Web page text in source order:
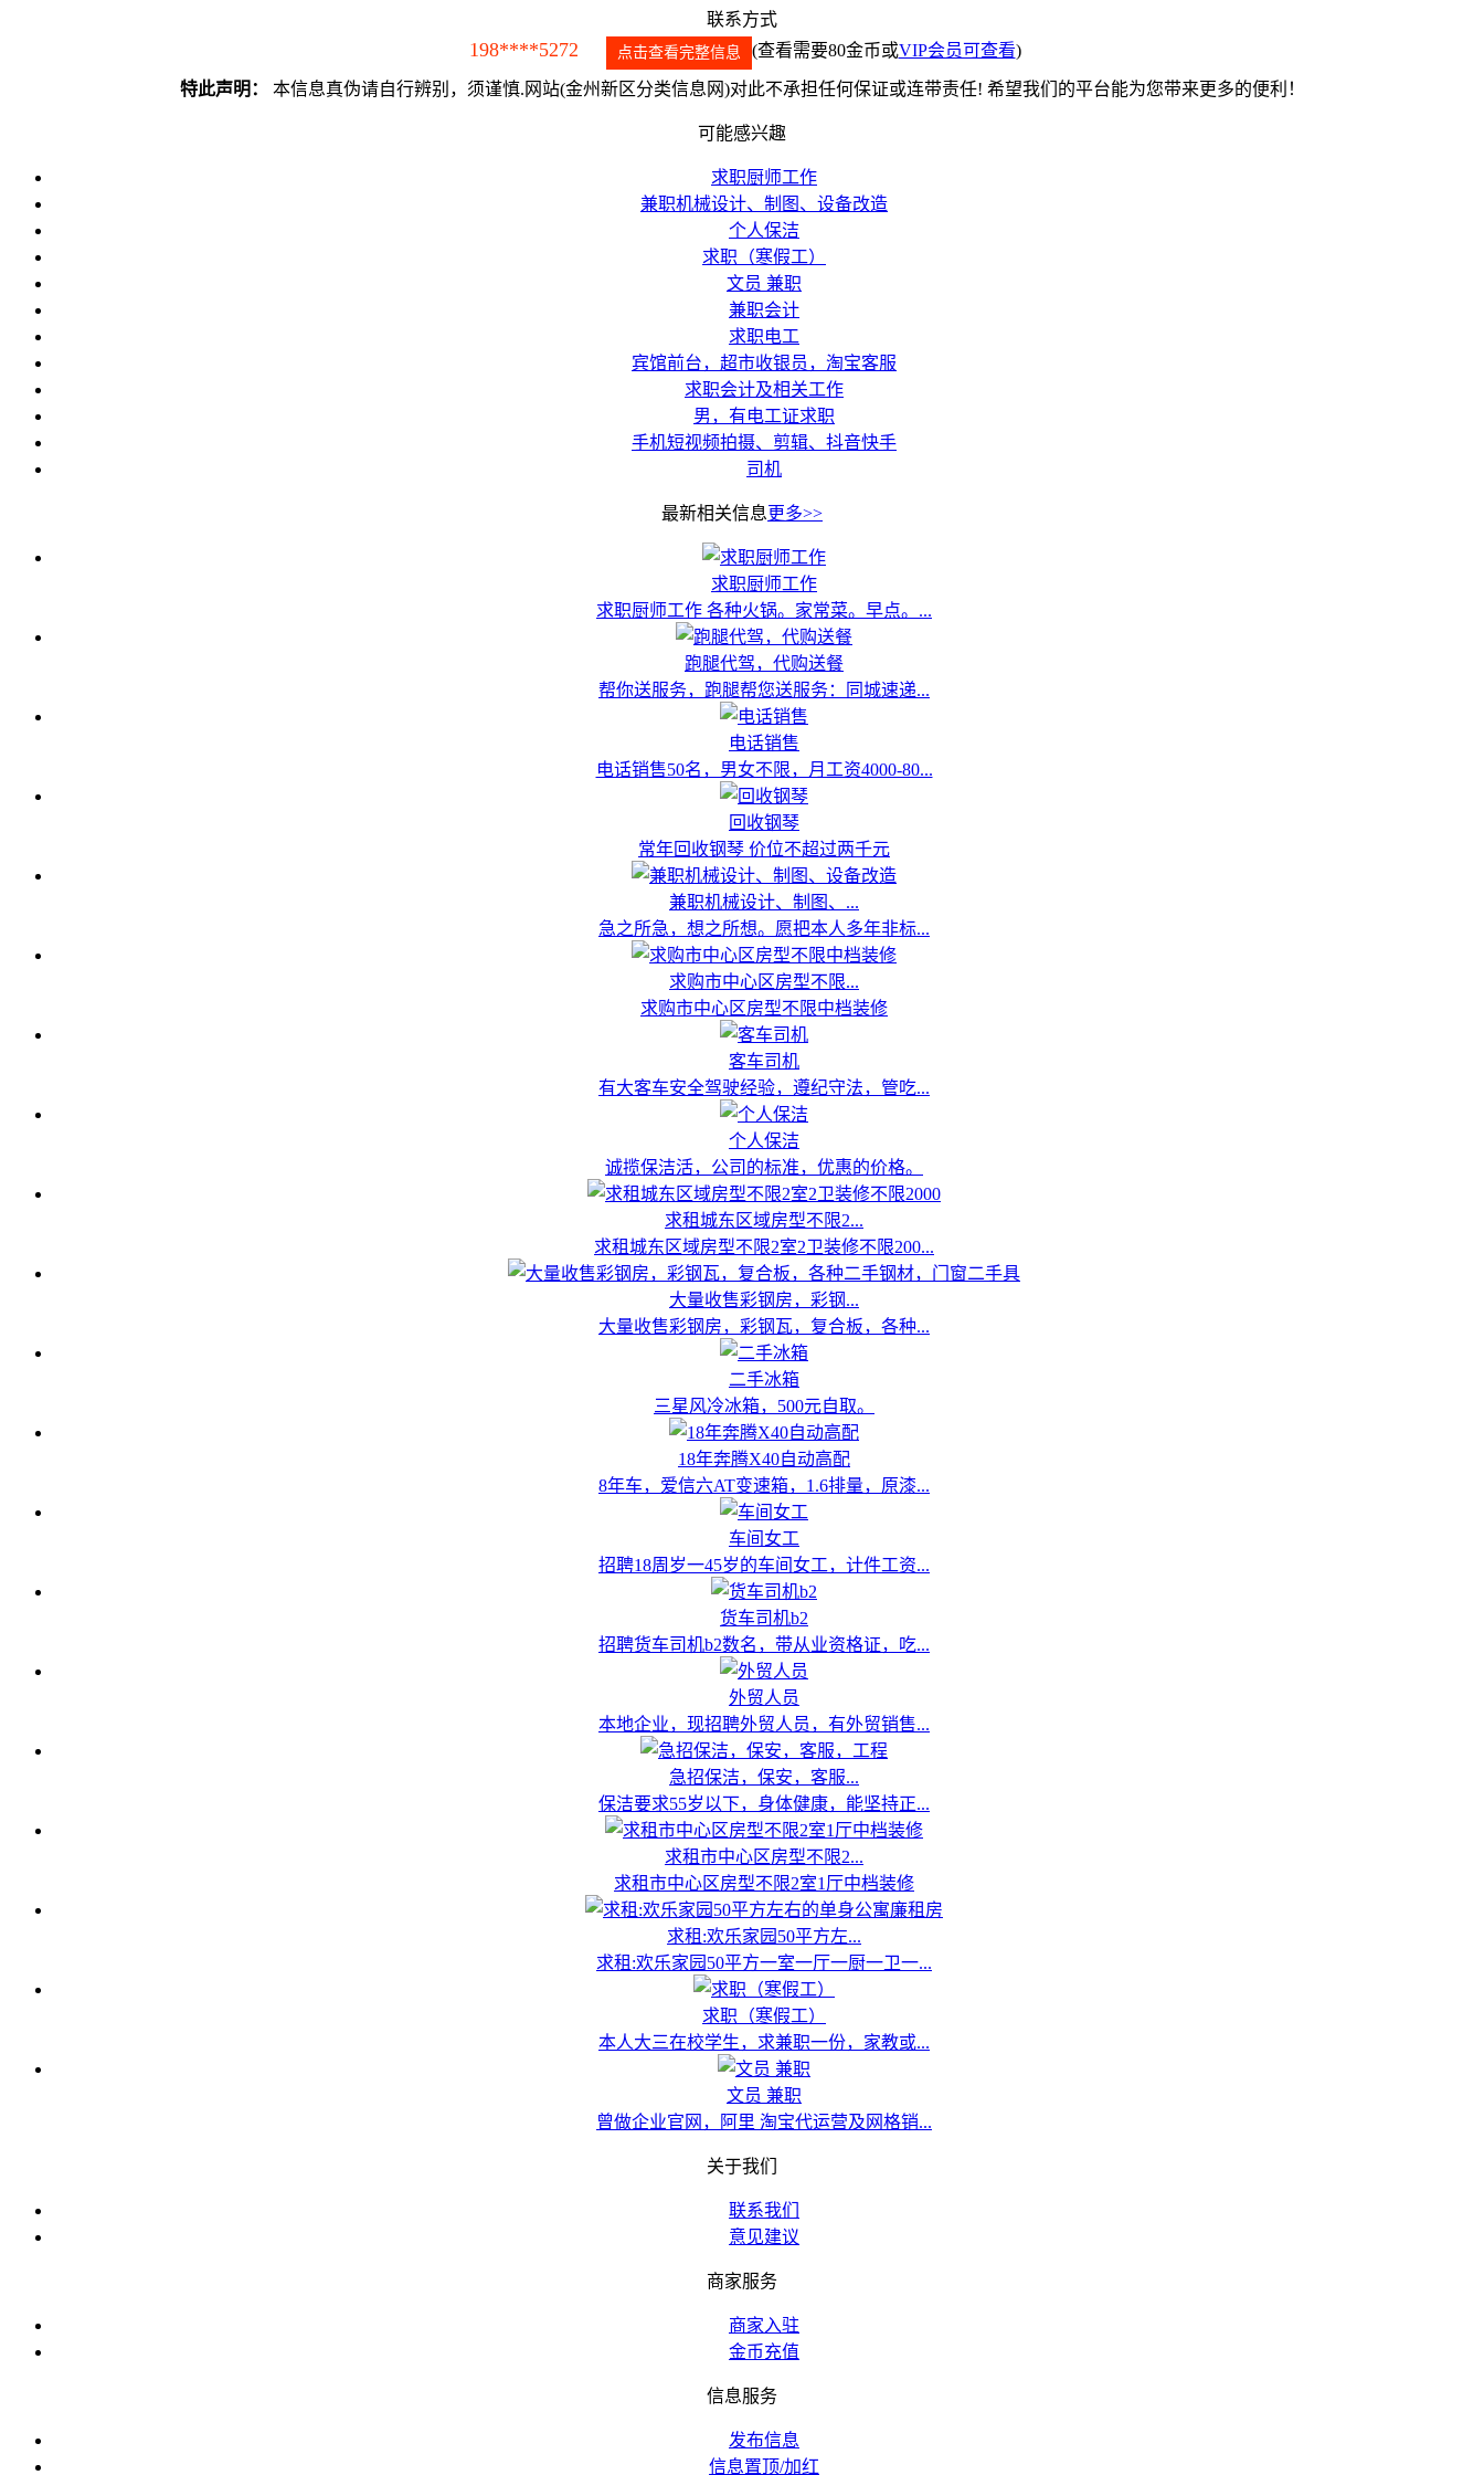
联系方式
198****5272 点击查看完整信息 (查看需要80金币或VIP会员可查看)
特此声明： 本信息真伪请自行辨别，须谨慎.网站(金州新区分类信息网)对此不承担任何保证或连带责任! 希望我们的平台能为您带来更多的便利！
可能感兴趣
求职厨师工作
兼职机械设计、制图、设备改造
个人保洁
求职（寒假工）
文员 兼职
兼职会计
求职电工
宾馆前台，超市收银员，淘宝客服
求职会计及相关工作
男，有电工证求职
手机短视频拍摄、剪辑、抖音快手
司机
最新相关信息更多>>
求职厨师工作
求职厨师工作 各种火锅。家常菜。早点。...
跑腿代驾，代购送餐
帮你送服务，跑腿帮您送服务：同城速递...
电话销售
电话销售50名，男女不限，月工资4000-80...
回收钢琴
常年回收钢琴 价位不超过两千元
兼职机械设计、制图、...
急之所急，想之所想。愿把本人多年非标...
求购市中心区房型不限...
求购市中心区房型不限中档装修
客车司机
有大客车安全驾驶经验，遵纪守法，管吃...
个人保洁
诚揽保洁活，公司的标准，优惠的价格。
求租城东区域房型不限2...
求租城东区域房型不限2室2卫装修不限200...
大量收售彩钢房，彩钢...
大量收售彩钢房，彩钢瓦，复合板，各种...
二手冰箱
三星风冷冰箱，500元自取。
18年奔腾X40自动高配
8年车，爱信六AT变速箱，1.6排量，原漆...
车间女工
招聘18周岁一45岁的车间女工，计件工资...
货车司机b2
招聘货车司机b2数名，带从业资格证，吃...
外贸人员
本地企业，现招聘外贸人员，有外贸销售...
急招保洁，保安，客服...
保洁要求55岁以下，身体健康，能坚持正...
求租市中心区房型不限2...
求租市中心区房型不限2室1厅中档装修
求租:欢乐家园50平方左...
求租:欢乐家园50平方一室一厅一厨一卫一...
求职（寒假工）
本人大三在校学生，求兼职一份，家教或...
文员 兼职
曾做企业官网，阿里 淘宝代运营及网格销...
关于我们
联系我们
意见建议
商家服务
商家入驻
金币充值
信息服务
发布信息
信息置顶/加红